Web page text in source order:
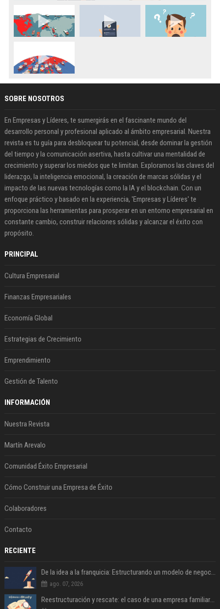
SOBRE NOSOTROS
En Empresas y Líderes, te sumergirás en el fascinante mundo del
desarrollo personal y profesional aplicado al ámbito empresarial. Nuestra
revista es tu guía para desbloquear tu potencial, desde dominar la gestión
del tiempo y la comunicación asertiva, hasta cultivar una mentalidad de
crecimiento y superar los miedos que te limitan. Exploramos las claves del
liderazgo, la inteligencia emocional, la creación de marcas sólidas y el
impacto de las nuevas tecnologías como la IA y el blockchain. Con un
enfoque práctico y basado en la experiencia, 'Empresas y Líderes' te
proporciona las herramientas para prosperar en un entorno empresarial en
constante cambio, construir relaciones sólidas y alcanzar el éxito con
propósito.
PRINCIPAL
Cultura Empresarial
Finanzas Empresariales
Economía Global
Estrategias de Crecimiento
Emprendimiento
Gestión de Talento
INFORMACIÓN
Nuestra Revista
Martín Arevalo
Comunidad Éxito Empresarial
Cómo Construir una Empresa de Éxito
Colaboradores
Contacto
RECIENTE
De la idea a la franquicia: Estructurando un modelo de negocio escalable
ago. 07, 2026
Reestructuración y rescate: el caso de una empresa familiar al borde del cierre